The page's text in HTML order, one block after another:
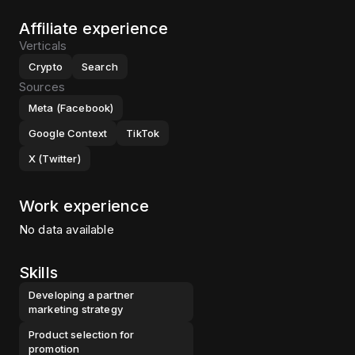
Affiliate experience
Verticals
Crypto Search
Sources
Meta (Facebook)
Google Context
TikTok
X (Twitter)
Work experience
No data available
Skills
Developing a partner
marketing strategy
Product selection for
promotion